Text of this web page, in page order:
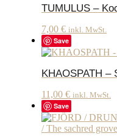
TUMULUS –
7,00 € inkl. MwSt.
Save
KHAOSPATH –
11,00 € inkl. MwSt.
Save